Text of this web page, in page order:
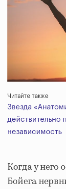
Читайте также
Звезда
действительно
независимость
Когда у него
Бойега